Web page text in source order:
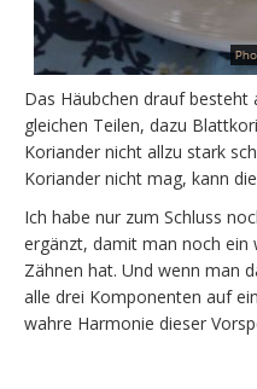
Das Häubchen drauf besteht
gleichen Teilen, dazu
Koriander nicht allzu stark
Koriander nicht mag, kann
Ich habe nur zum Schluss
ergänzt, damit man noch ein
Zähnen hat. Und wenn man
alle drei Komponenten auf
wahre Harmonie dieser